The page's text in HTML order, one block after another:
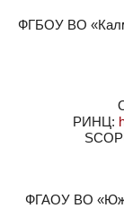
ФГБОУ ВО
РИНЦ:
ФГАОУ ВО